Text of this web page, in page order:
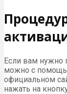
Если вам нужно
можно с
официальном
нажать на